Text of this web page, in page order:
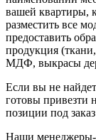
вашей квартиры,
разместить все
предоставить
продукция
МДФ, выкрасы
Если вы не
готовы привезти
позиции под
Наши